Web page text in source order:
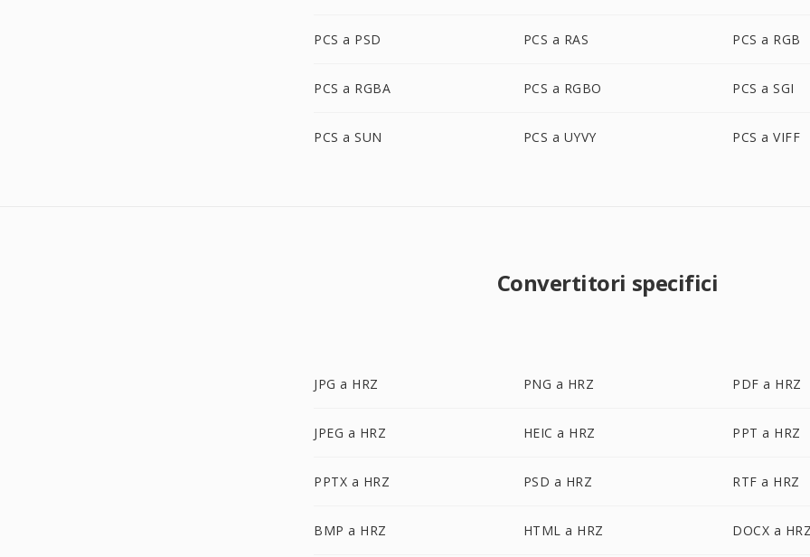
PCS a PSD PCS a RAS PCS a RGB
PCS a RGBA PCS a RGBO PCS a SGI
PCS a SUN PCS a UYVY PCS a VIFF
Convertitori specifici
JPG a HRZ PNG a HRZ PDF a HRZ
JPEG a HRZ HEIC a HRZ PPT a HRZ
PPTX a HRZ PSD a HRZ RTF a HRZ
BMP a HRZ HTML a HRZ DOCX a